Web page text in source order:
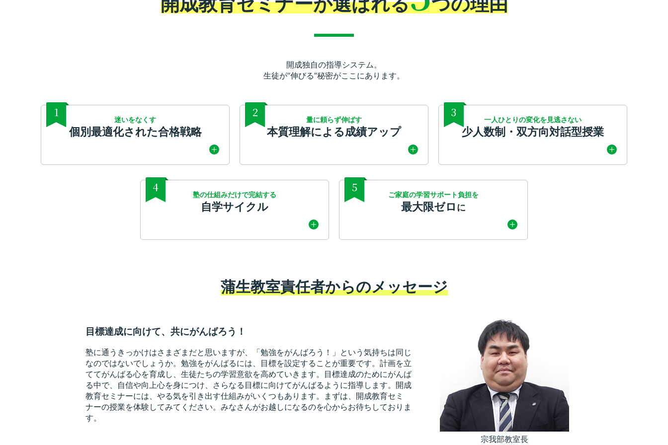
開成独自の指導システム。
生徒が“伸びる”秘密がここにあります。
1
迷いをなくす
個別最適化された合格戦略
2
量に頼らず伸ばす
本質理解による成績アップ
3
一人ひとりの変化を見逃さない
少人数制・双方向対話型授業
4
塾の仕組みだけで完結する
自学サイクル
5
ご家庭の学習サポート負担を
最大限ゼロ に
蒲生教室責任者からのメッセージ
目標達成に向けて、共にがんばろう！
塾に通うきっかけはさまざまだと思いますが、「勉強をがんばろう！」という気持ちは同じ
なのではないでしょうか。勉強をがんばるには、目標を設定することが重要です。計画を立
ててがんばる心を育成し、生徒たちの学習意欲を高めていきます。目標達成のためにがんば
る中で、自信や向上心を身につけ、さらなる目標に向けてがんばるように指導します。開成
教育セミナーには、やる気を引き出す仕組みがいくつもあります。まずは、開成教育セミ
ナーの授業を体験してみてください。みなさんがお越しになるのを心からお待ちしておりま
す。
宗我部教室長